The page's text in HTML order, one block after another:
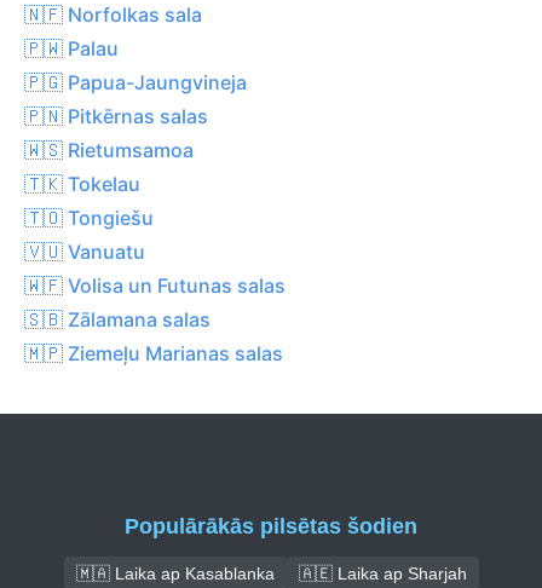
🇳🇫 Norfolkas sala
🇵🇼 Palau
🇵🇬 Papua-Jaungvineja
🇵🇳 Pitkērnas salas
🇼🇸 Rietumsamoa
🇹🇰 Tokelau
🇹🇴 Tongiešu
🇻🇺 Vanuatu
🇼🇫 Volisa un Futunas salas
🇸🇧 Zālamana salas
🇲🇵 Ziemeļu Marianas salas
Populārākās pilsētas šodien
🇲🇦 Laika ap Kasablanka
🇦🇪 Laika ap Sharjah